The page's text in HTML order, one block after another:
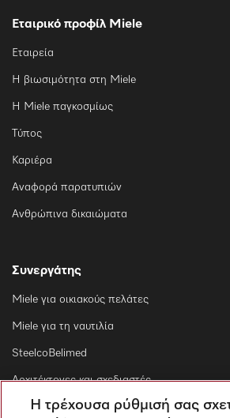
Εταιρικό προφίλ Miele
Εταιρεία
Η βιωσιμότητα στη Miele
Η Miele παγκοσμίως
Τύπος
Καριέρα
Αναφορά παρατυπιών
Ανθρώπινα δικαιώματα
Συνεργάτης
Miele για οικιακούς πελάτες
Miele για τη ναυτιλία
SteelcoBelimed
Αρχιτέκτονες και σχεδιαστές
Για εμπορικούς συνεργάτες
Η τρέχουσα ρύθμισή σας